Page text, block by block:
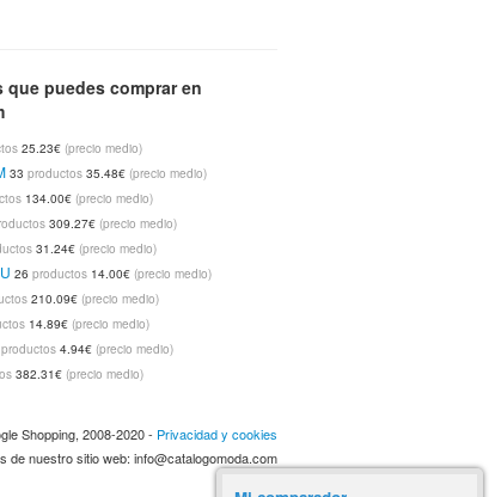
Samsung I9300 Galaxy S3
Tienda:Pixelee.com
Apple IPhone 5 Vellutto - VECT031
Marca: VELLUTTO
Apple IPhone 5 Vellutto -
Pixelee.comMarca:VELLUTTO
que puedes comprar en
25.23€ (precio medio)
33productos 35.48€ (precio medio)
134.00€ (precio medio)
309.27€ (precio medio)
31.24€ (precio medio)
26productos 14.00€ (precio medio)
210.09€ (precio medio)
14.89€ (precio medio)
productos 4.94€ (precio medio)
382.31€ (precio medio)
Shopping, 2008-2020 - Privacidad y cookies
de nuestro sitio web: info@catalogomoda.com